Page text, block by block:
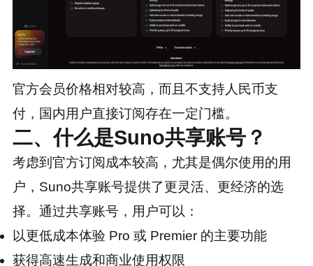
官方会员价格相对较高，而且不支持人民币支
付，国内用户直接订阅存在一定门槛。
二、什么是Suno共享账号？
考虑到官方订阅成本较高，尤其是偶尔使用的用
户，Suno共享账号提供了更灵活、更经济的选
择。通过共享账号，用户可以：
以更低成本体验 Pro 或 Premier 的主要功能
获得高速生成和商业使用权限